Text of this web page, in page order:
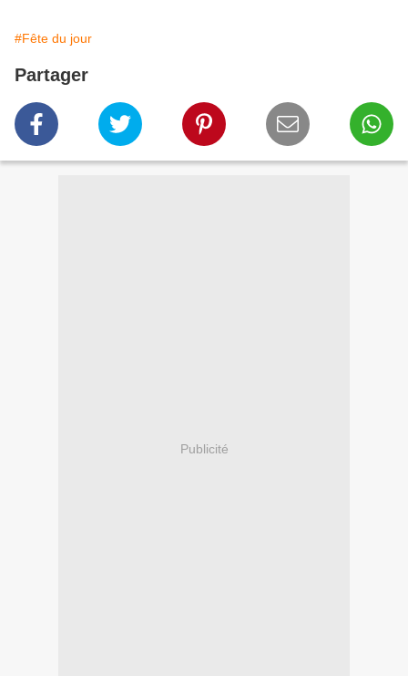
#Fête du jour
Partager
Publicité